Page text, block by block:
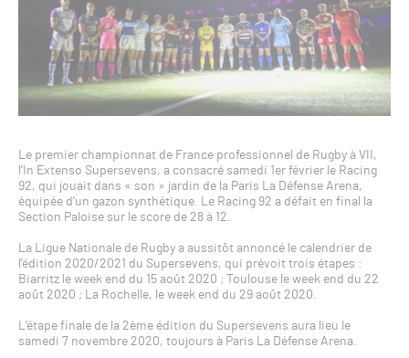
Le premier championnat de France professionnel de Rugby à VII,
l’In Extenso Supersevens, a consacré samedi 1er février le Racing
92, qui jouait dans « son » jardin de la Paris La Défense Arena,
équipée d’un gazon synthétique. Le Racing 92 a défait en final la
Section Paloise sur le score de 28 à 12.
La Ligue Nationale de Rugby a aussitôt annoncé le calendrier de
l’édition 2020/2021 du Supersevens, qui prévoit trois étapes :
Biarritz le week end du 15 août 2020 ; Toulouse le week end du 22
août 2020 ; La Rochelle, le week end du 29 août 2020.
L’étape finale de la 2ème édition du Supersevens aura lieu le
samedi 7 novembre 2020, toujours à Paris La Défense Arena.